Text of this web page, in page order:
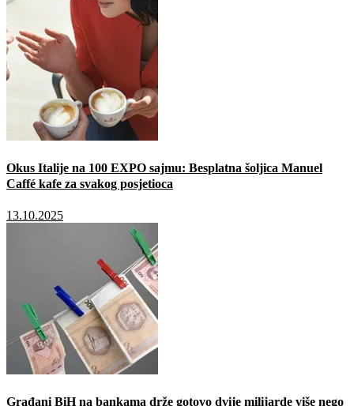
Okus Italije na 100 EXPO sajmu: Besplatna šoljica Manuel
Caffé kafe za svakog posjetioca
13.10.2025
Građani BiH na bankama drže gotovo dvije milijarde više nego